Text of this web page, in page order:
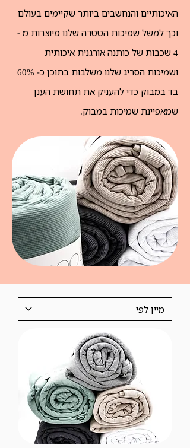
האיכותיים והנחשבים ביותר שקיימים בעולם
וכך למשל שמיכות הטטרה שלנו מיוצרות מ -
4 שכבות של כותנה אורגנית איכותית
ושמיכות הסריג שלנו משלבות בתוכן כ- 60%
בד במבוק כדי להעניק את תחושת הענן
שמאפיינת שמיכות במבוק. ​